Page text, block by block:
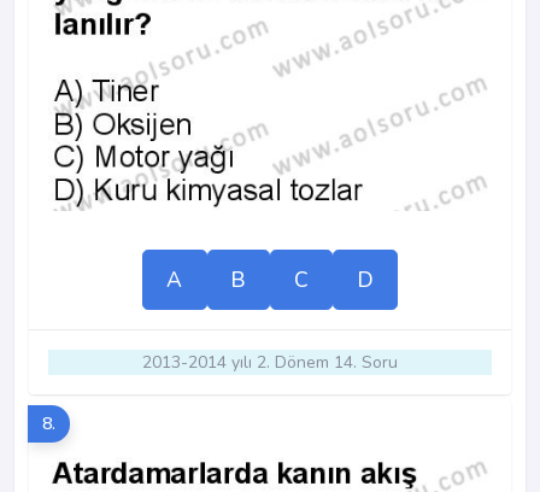
A B C D
2013-2014 yılı 2. Dönem 14. Soru
8.